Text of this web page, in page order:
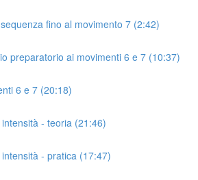
fino al movimento 7 (2:42)
preparatorio ai movimenti 6 e 7 (10:37)
6 e 7 (20:18)
- teoria (21:46)
- pratica (17:47)